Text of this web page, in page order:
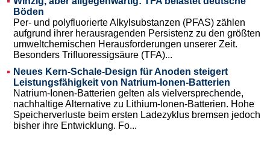
Böden
Per- und polyfluorierte Alkylsubstanzen (PFAS) zählen
aufgrund ihrer herausragenden Persistenz zu den größten
umweltchemischen Herausforderungen unserer Zeit.
Besonders Trifluoressigsäure (TFA)...
Neues Kern-Schale-Design für Anoden steigert
Leistungsfähigkeit von Natrium-Ionen-Batterien
Natrium-Ionen-Batterien gelten als vielversprechende,
nachhaltige Alternative zu Lithium-Ionen-Batterien. Hohe
Speicherverluste beim ersten Ladezyklus bremsen jedoch
bisher ihre Entwicklung. Fo...